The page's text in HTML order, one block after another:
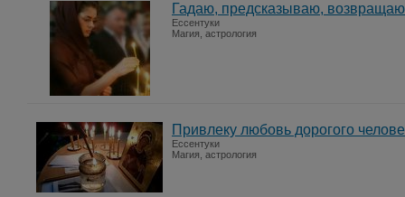
Гадаю, предсказываю,
Ессентуки
Магия, астрология
Привлеку любовь дорогого
Ессентуки
Магия, астрология